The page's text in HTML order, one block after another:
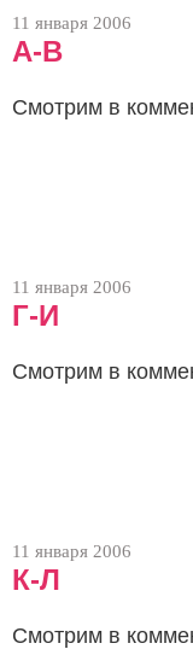
11 января 2006
А-В
Смотрим в
11 января 2006
Г-И
Смотрим в
11 января 2006
К-Л
Смотрим в